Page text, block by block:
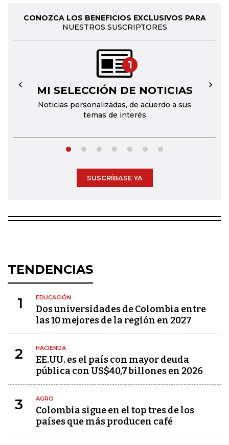
CONOZCA LOS BENEFICIOS EXCLUSIVOS PARA
NUESTROS SUSCRIPTORES
1
MI SELECCIÓN DE NOTICIAS
Noticias personalizadas, de acuerdo a sus
temas de interés
← →
SUSCRÍBASE YA
TENDENCIAS
1 EDUCACIÓN
Dos universidades de Colombia entre
las 10 mejores de la región en 2027
2 HACIENDA
EE.UU. es el país con mayor deuda
pública con US$40,7 billones en 2026
3 AGRO
Colombia sigue en el top tres de los
países que más producen café